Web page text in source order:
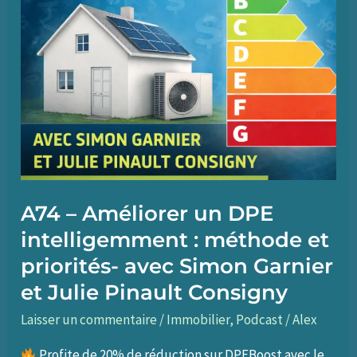
A74 – Améliorer un DPE
intelligemment : méthode et
priorités- avec Simon Garnier
et Julie Pinault Consigny
Laisser un commentaire /Immobilier, Podcast /Alex